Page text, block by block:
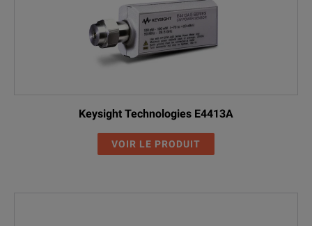
Keysight Technologies E4413A
VOIR LE PRODUIT